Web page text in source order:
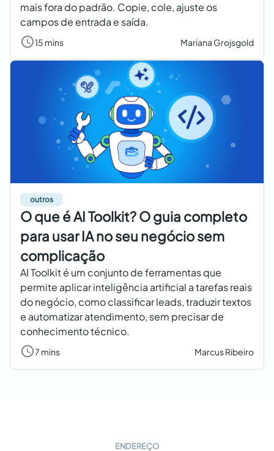
mais fora do padrão. Copie, cole, ajuste os
campos de entrada e saída.
15 mins Mariana Grojsgold
outros
O que é AI Toolkit? O guia completo
para usar IA no seu negócio sem
complicação
AI Toolkit é um conjunto de ferramentas que
permite aplicar inteligência artificial a tarefas reais
do negócio, como classificar leads, traduzir textos
e automatizar atendimento, sem precisar de
conhecimento técnico.
7 mins Marcus Ribeiro
ENDEREÇO